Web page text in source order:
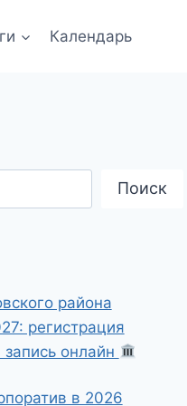
Календарь
Поиск
района
регистрация
онлайн
в 2026